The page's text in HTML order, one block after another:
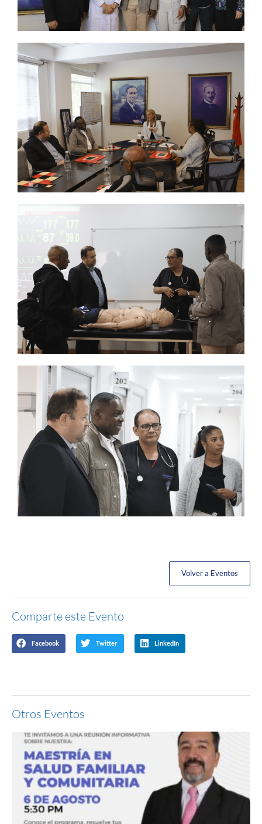
Volver a Eventos
Comparte este Evento
Facebook Twitter LinkedIn
Otros Eventos